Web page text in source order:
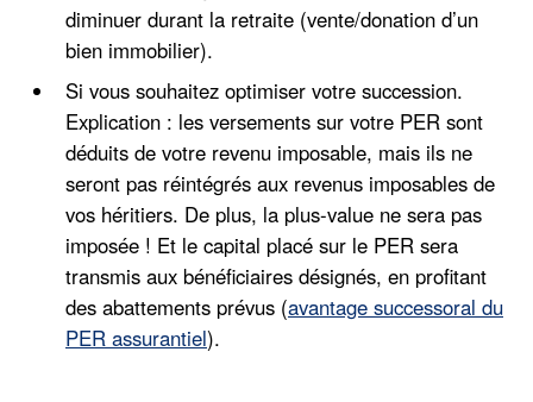
diminuer durant la retraite (vente/donation d’un
bien immobilier).
Si vous souhaitez optimiser votre succession.
Explication : les versements sur votre PER sont
déduits de votre revenu imposable, mais ils ne
seront pas réintégrés aux revenus imposables de
vos héritiers. De plus, la plus-value ne sera pas
imposée ! Et le capital placé sur le PER sera
transmis aux bénéficiaires désignés, en profitant
des abattements prévus (avantage successoral du
PER assurantiel).